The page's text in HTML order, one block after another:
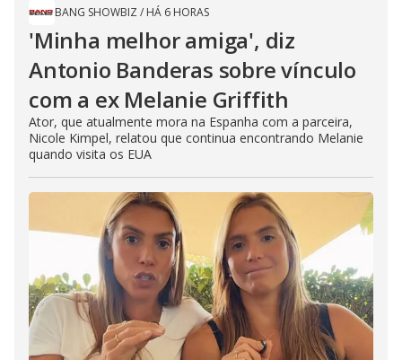
BANG SHOWBIZ / HÁ 6 HORAS
'Minha melhor amiga', diz
Antonio Banderas sobre vínculo
com a ex Melanie Griffith
Ator, que atualmente mora na Espanha com a parceira,
Nicole Kimpel, relatou que continua encontrando Melanie
quando visita os EUA